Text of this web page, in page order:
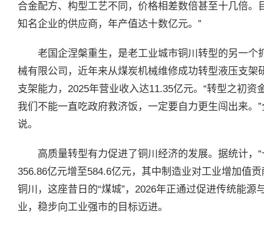
合金配方、构型工艺不同，价格相差数倍甚至十几倍
知名企业的供应商，年产值达十数亿元。”
老国企涅槃重生，是老工业城市铜川转型的另一个
械有限公司，近年来从煤炭机械维修成功转型液压支架
支架能力，2025年营业收入达11.35亿元。“转型之初
我们不能一直吃政府救济饭，一定要自力更生闯出来。
说。
高质量转型有力促进了铜川经济的发展。据统计，
356.86亿元增至584.6亿元，其中制造业对工业增加值
铜川，这座昔日的“煤城”，2026年正通过促进传统能
业，稳步向工业强市的目标迈进。